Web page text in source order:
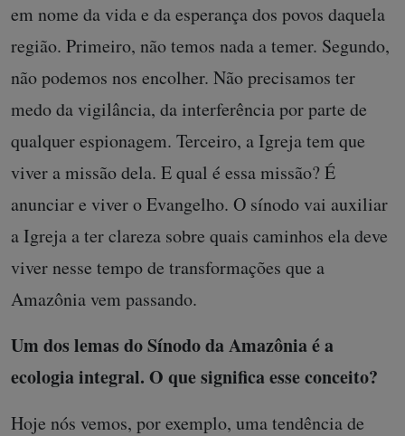
em nome da vida e da esperança dos povos daquela
região. Primeiro, não temos nada a temer. Segundo,
não podemos nos encolher. Não precisamos ter
medo da vigilância, da interferência por parte de
qualquer espionagem. Terceiro, a Igreja tem que
viver a missão dela. E qual é essa missão? É
anunciar e viver o Evangelho. O sínodo vai auxiliar
a Igreja a ter clareza sobre quais caminhos ela deve
viver nesse tempo de transformações que a
Amazônia vem passando.
Um dos lemas do Sínodo da Amazônia é a
ecologia integral. O que significa esse conceito?
Hoje nós vemos, por exemplo, uma tendência de